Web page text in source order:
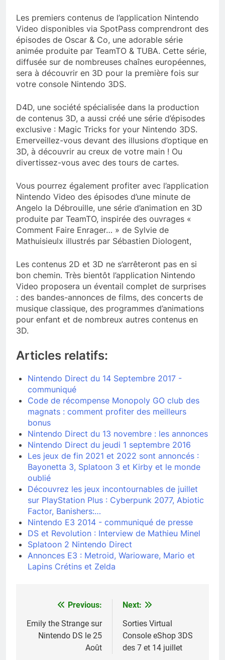
Les premiers contenus de l’application Nintendo
Video disponibles via SpotPass comprendront des
épisodes de Oscar & Co, une adorable série
animée produite par TeamTO & TUBA. Cette série,
diffusée sur de nombreuses chaînes européennes,
sera à découvrir en 3D pour la première fois sur
votre console Nintendo 3DS.
D4D, une société spécialisée dans la production
de contenus 3D, a aussi créé une série d’épisodes
exclusive : Magic Tricks for your Nintendo 3DS.
Emerveillez-vous devant des illusions d’optique en
3D, à découvrir au creux de votre main ! Ou
divertissez-vous avec des tours de cartes.
Vous pourrez également profiter avec l’application
Nintendo Video des épisodes d’une minute de
Angelo la Débrouille, une série d’animation en 3D
produite par TeamTO, inspirée des ouvrages «
Comment Faire Enrager… » de Sylvie de
Mathuisieulx illustrés par Sébastien Diologent,
Les contenus 2D et 3D ne s’arrêteront pas en si
bon chemin. Très bientôt l’application Nintendo
Video proposera un éventail complet de surprises
: des bandes-annonces de films, des concerts de
musique classique, des programmes d’animations
pour enfant et de nombreux autres contenus en
3D.
Articles relatifs:
Nintendo Direct du 14 Septembre 2017 -
communiqué
Code de récompense Monopoly GO club des
magnats : comment profiter des meilleurs
bonus
Nintendo Direct du 13 novembre : les annonces
Nintendo Direct du jeudi 1 septembre 2016
Les jeux de fin 2021 et 2022 sont annoncés :
Bayonetta 3, Splatoon 3 et Kirby et le monde
oublié
Découvrez les jeux incontournables de juillet
sur PlayStation Plus : Cyberpunk 2077, Abiotic
Factor, Banishers:…
Nintendo E3 2014 - communiqué de presse
DS et Revolution : Interview de Mathieu Minel
Splatoon 2 Nintendo Direct
Annonces E3 : Metroid, Warioware, Mario et
Lapins Crétins et Zelda
Navigation
de
Previous:
Emily the Strange sur
Nintendo DS le 25
Août
Next:
Sorties Virtual
Console eShop 3DS
des 7 et 14 juillet